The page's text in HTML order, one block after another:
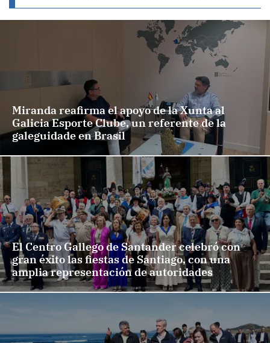
Miranda reafirma el apoyo de la Xunta al
Galicia Esporte Clube, un referente de la
galeguidade en Brasil
El Centro Gallego de Santander celebró con
gran éxito las fiestas de Santiago, con una
amplia representación de autoridades